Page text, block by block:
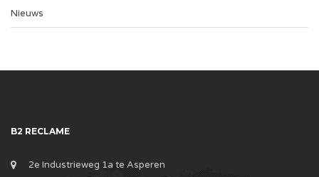
Nieuws
B2 RECLAME
2e Industrieweg 1a te Asperen